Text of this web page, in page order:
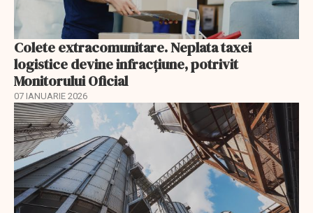
Colete extracomunitare. Neplata taxei
logistice devine infracțiune, potrivit
Monitorului Oficial
07 IANUARIE 2026